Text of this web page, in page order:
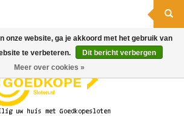
onze website, ga je akkoord met het gebruik van
te verbeteren.
Dit bericht verbergen
Meer over cookies »